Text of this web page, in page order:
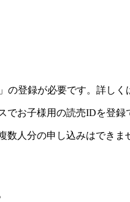
の登録が必要です。詳しく
お子様用の読売IDを登録
人分の申し込みはでき